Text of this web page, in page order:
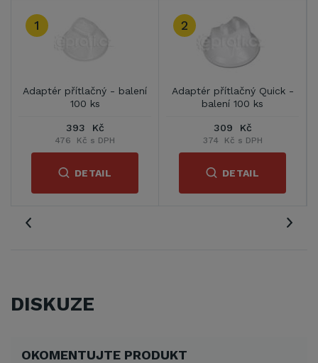
1
Adaptér přítlačný - balení
100 ks
393 Kč
476 Kč s DPH
DETAIL
2
Adaptér přítlačný Quick -
balení 100 ks
309 Kč
374 Kč s DPH
DETAIL
DISKUZE
OKOMENTUJTE PRODUKT